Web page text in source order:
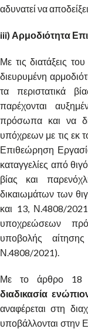
αδυνατεί να
iii) Αρμοδιότητα
Με τις διατάξεις
διευρυμένη
τα περιστατικά
παρέχονται
πρόσωπα και να
υπόχρεων με τις εκ
Επιθεώρηση
καταγγελίες από
βίας και
δικαιωμάτων των
και 13, Ν.4808/
υποχρεώσεων
υποβολής
Ν.4808/2021).
Με το άρθρο 18
διαδικασία
αναφέρεται στη
υποβάλλονται στην